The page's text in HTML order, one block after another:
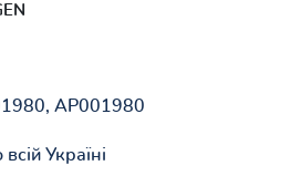
AP001980
Україні